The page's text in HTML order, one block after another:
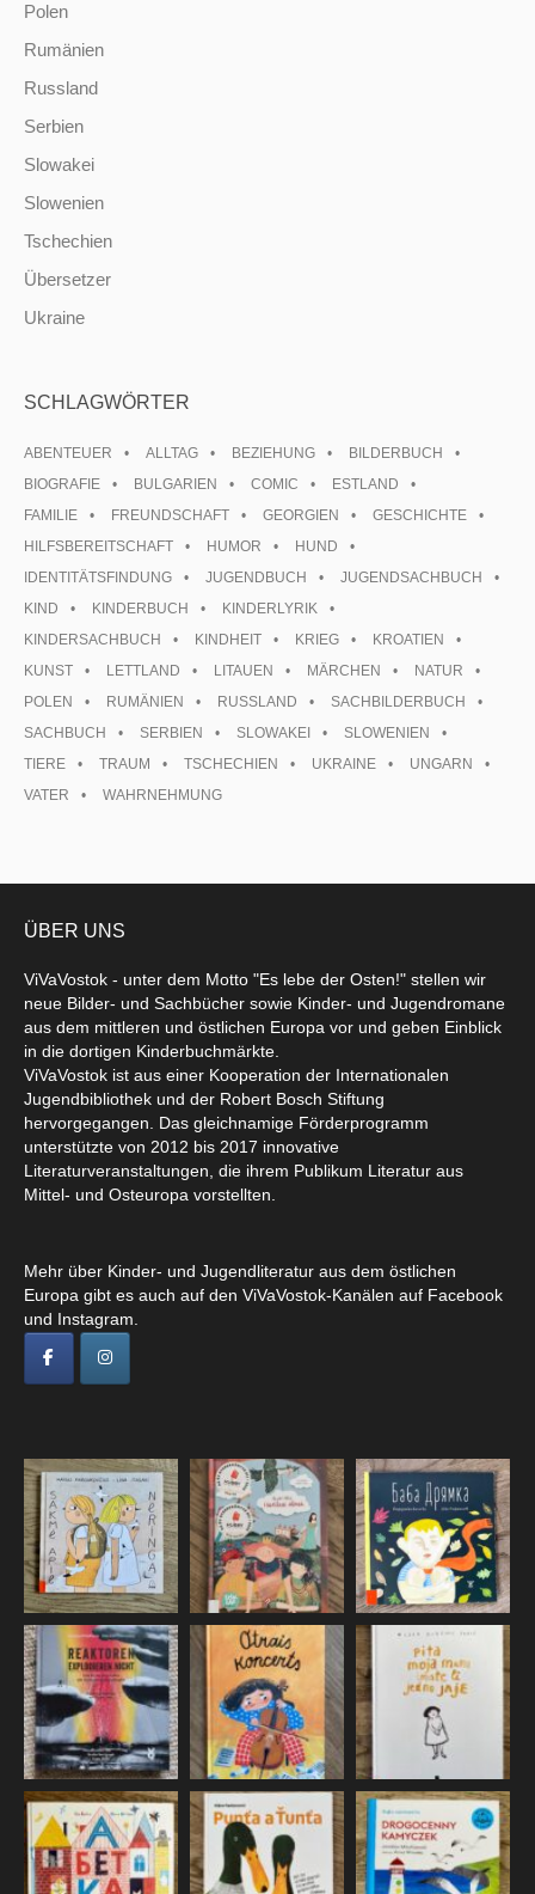
Polen
Rumänien
Russland
Serbien
Slowakei
Slowenien
Tschechien
Übersetzer
Ukraine
SCHLAGWÖRTER
ABENTEUER ALLTAG BEZIEHUNG
BILDERBUCH
BIOGRAFIE
BULGARIEN COMIC
ESTLAND
FAMILIE
FREUNDSCHAFT GEORGIEN
GESCHICHTE
HILFSBEREITSCHAFT
HUMOR
HUND
IDENTITÄTSFINDUNG
JUGENDBUCH
JUGENDSACHBUCH
KIND
KINDERBUCH
KINDERLYRIK
KINDERSACHBUCH
KINDHEIT KRIEG
KROATIEN
KUNST
LETTLAND LITAUEN MÄRCHEN
NATUR
POLEN
RUMÄNIEN RUSSLAND
SACHBILDERBUCH
SACHBUCH
SERBIEN SLOWAKEI
SLOWENIEN
TIERE
TRAUM TSCHECHIEN UKRAINE
UNGARN
VATER
WAHRNEHMUNG
ÜBER UNS
ViVaVostok - unter dem Motto "Es lebe der Osten!" stellen wir
neue Bilder- und Sachbücher sowie Kinder- und Jugendromane
aus dem mittleren und östlichen Europa vor und geben Einblick
in die dortigen Kinderbuchmärkte.
ViVaVostok ist aus einer Kooperation der Internationalen
Jugendbibliothek und der Robert Bosch Stiftung
hervorgegangen. Das gleichnamige Förderprogramm
unterstützte von 2012 bis 2017 innovative
Literaturveranstaltungen, die ihrem Publikum Literatur aus
Mittel- und Osteuropa vorstellten.
Mehr über Kinder- und Jugendliteratur aus dem östlichen
Europa gibt es auch auf den ViVaVostok-Kanälen auf Facebook
und Instagram.